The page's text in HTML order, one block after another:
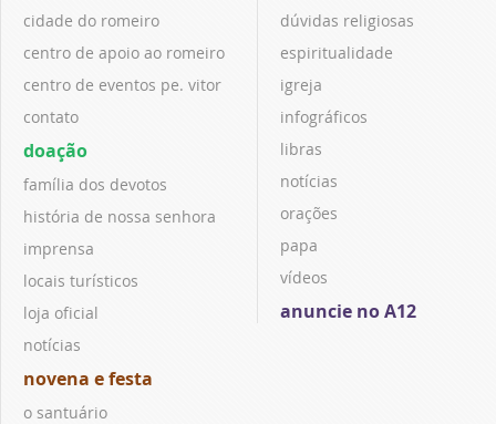
cidade do romeiro
centro de apoio ao romeiro
centro de eventos pe. vitor
contato
doação
família dos devotos
história de nossa senhora
imprensa
locais turísticos
loja oficial
notícias
novena e festa
o santuário
dúvidas religiosas
espiritualidade
igreja
infográficos
libras
notícias
orações
papa
vídeos
anuncie no A12